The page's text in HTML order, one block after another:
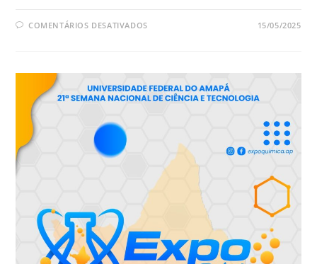
COMENTÁRIOS DESATIVADOS 15/05/2025